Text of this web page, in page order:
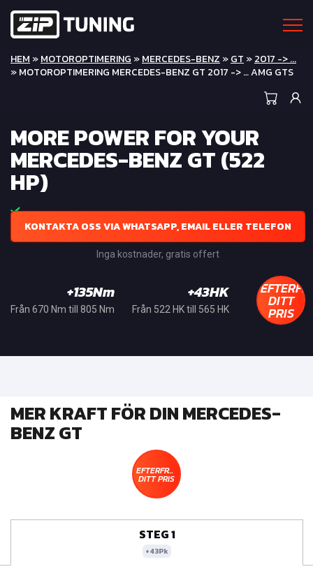
HEM »MOTOROPTIMERING »MERCEDES-BENZ »GT »2017 -> ...
» MOTOROPTIMERING MERCEDES-BENZ GT 2017 -> … AMG GTS
MORE POWER FOR YOUR
MERCEDES-BENZ GT (522
HP)
KONTAKTA OSS VIA WHATSAPP, EMAIL ELLER TELEFON
Inga kostnader, gratis offert
+135Nm
Från 670 Nm till 805 Nm
+43HK
Från 522 HK till 565 HK DITT
PRIS
MER KRAFT FÖR DIN MERCEDES-
BENZ GT
EFTERFRÅGA
DITT PRIS
STEG 1
+43Pk